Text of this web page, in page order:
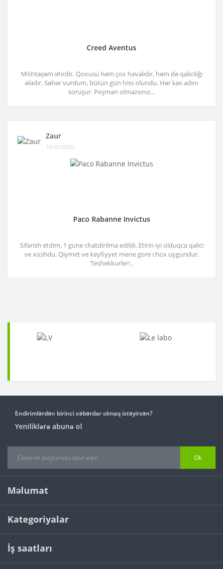
Creed Aventus
Möhtəşəm ətirdir. Qoxusu həm çox havalıdır, həm də qalıcılığı
əladır. Səhər vurdum, bütün gün hiss olundu. Hər kəs adını
soruşur. Peşman olmazsınız...
Zaur
16/01/2026
Paco Rabanne Invictus
Sifarish etdim, 1 gune chatdirilma edildi. Etirin iyi olduqca qalici
ve xoshdu. Qiymet ve keyfiyyet mene gore chox uygundur.
Teshekkurler!..
Endirimlərdən birinci xəbərdar olmaq istəyirsən?
Yeniliklərə abunə ol
Ok
Məlumat
Kategoriyalar
İş saatları